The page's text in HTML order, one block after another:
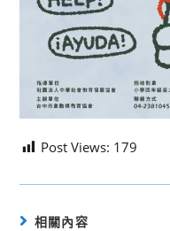
Post Views: 179
相關內容